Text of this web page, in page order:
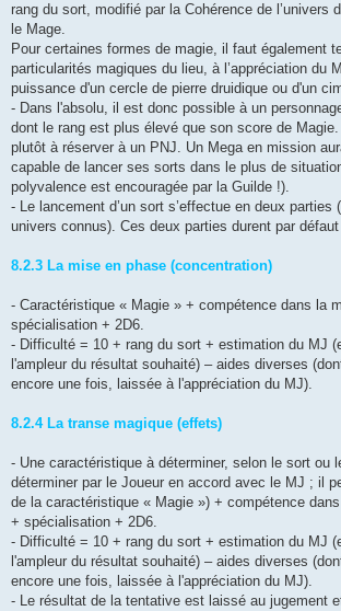
rang du sort, modifié par la Cohérence de l’univers
le Mage.
Pour certaines formes de magie, il faut également
particularités magiques du lieu, à l’appréciation du
puissance d'un cercle de pierre druidique ou d'un
- Dans l'absolu, il est donc possible à un
dont le rang est plus élevé que son score de
plutôt à réserver à un PNJ. Un Mega en mission
capable de lancer ses sorts dans le plus de
polyvalence est encouragée par la Guilde !).
- Le lancement d’un sort s’effectue en deux parties
univers connus). Ces deux parties durent par
8.2.3 La mise en phase (concentration)
- Caractéristique « Magie » + compétence dans la
spécialisation + 2D6.
- Difficulté = 10 + rang du sort + estimation du MJ
l'ampleur du résultat souhaité) – aides diverses
encore une fois, laissée à l'appréciation du MJ).
8.2.4 La transe magique (effets)
- Une caractéristique à déterminer, selon le sort ou
déterminer par le Joueur en accord avec le MJ ; il
de la caractéristique « Magie ») + compétence
+ spécialisation + 2D6.
- Difficulté = 10 + rang du sort + estimation du MJ
l'ampleur du résultat souhaité) – aides diverses
encore une fois, laissée à l'appréciation du MJ).
- Le résultat de la tentative est laissé au jugement